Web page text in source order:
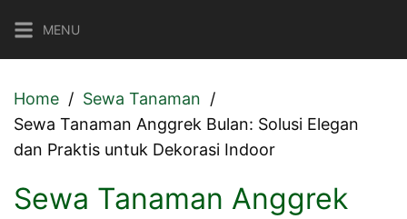
to
MENU
Home
Sewa Tanaman
Sewa Tanaman Anggrek Bulan: Solusi Elegan
dan Praktis untuk Dekorasi Indoor
Sewa Tanaman Anggrek